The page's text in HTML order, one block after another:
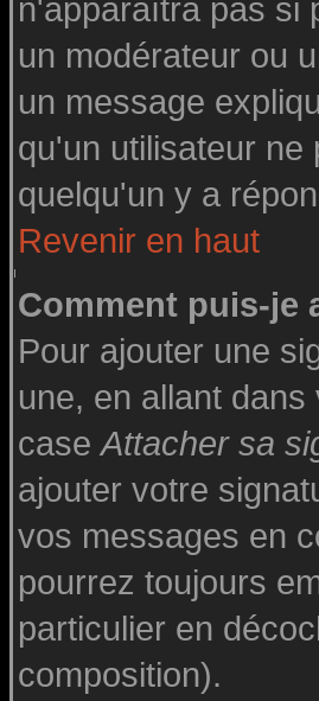
n'apparaîtra pas si
un modérateur ou
un message
qu'un utilisateur ne
quelqu'un y a
Revenir en haut
Comment puis-je
Pour ajouter une
une, en allant
caseAttacher sa
ajouter votre
vos messages en
pourrez toujours
particulier en
composition).